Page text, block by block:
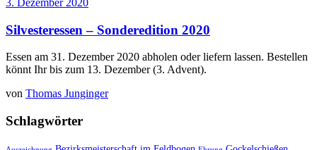
Silvesteressen – Sonderedition 2020
Essen am 31. Dezember 2020 abholen oder liefern lassen. Bestellen
könnt Ihr bis zum 13. Dezember (3. Advent).
von Thomas Junginger
Schlagwörter